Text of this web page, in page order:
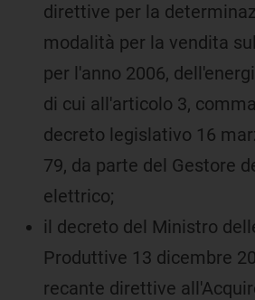
direttive per la
modalità per la vendita
per l'anno 2006,
di cui all'articolo 3,
decreto legislativo 16
79, da parte del Gestore
elettrico;
il decreto del Ministro
Produttive 13 dicembre
recante direttive